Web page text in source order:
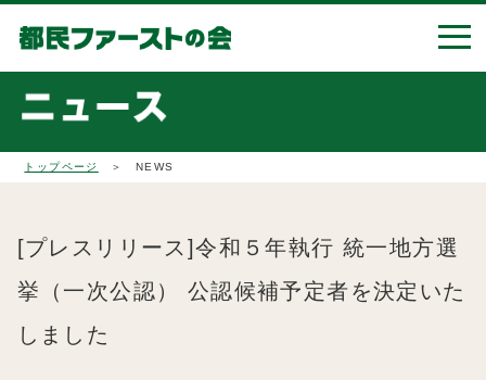
トップページ ＞ NEWS
[プレスリリース]令和５年執行 統一地方選
挙（一次公認） 公認候補予定者を決定いた
しました